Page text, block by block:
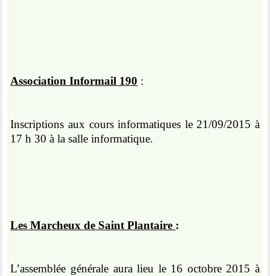
Association Informail 190 :
Inscriptions aux cours informatiques le 21/09/2015 à
17 h 30 à la salle informatique.
Les Marcheux de Saint Plantaire :
L’assemblée générale aura lieu le 16 octobre 2015 à